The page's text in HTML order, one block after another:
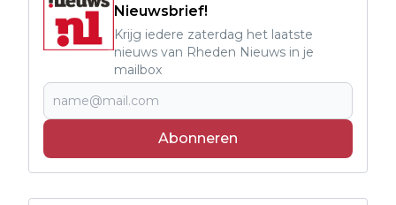
Nieuwsbrief!
Krijg iedere zaterdag het laatste
nieuws van Rheden Nieuws in je
mailbox
Abonneren